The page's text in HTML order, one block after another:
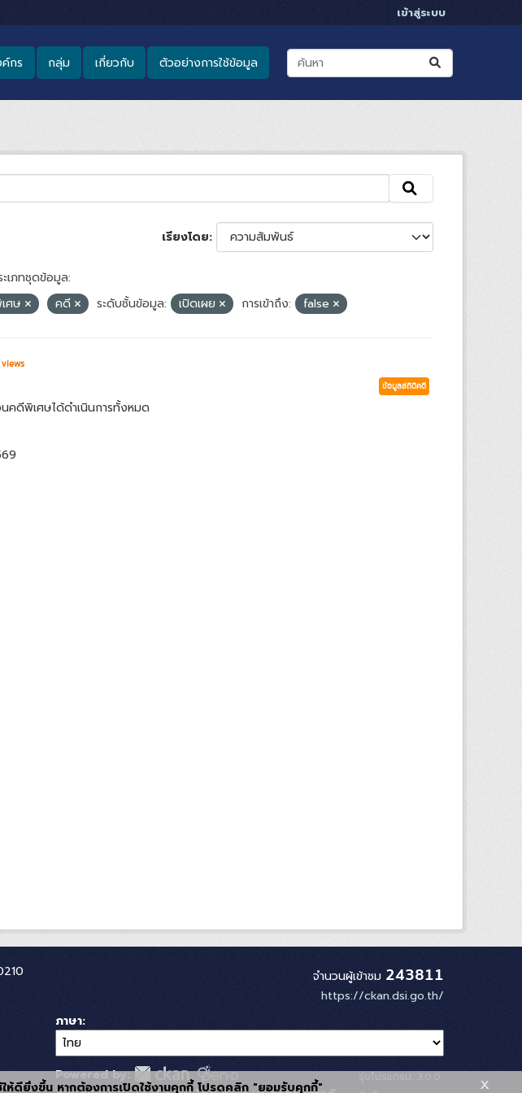
เข้าสู่ระบบ
กร กลุ่ม เกี่ยวกับ ตัวอย่างการใช้ข้อมูล
เรียงโดย
ะเภทชุดข้อมูล:
ศษ คดี ระดับชั้นข้อมูล: เปิดเผย การเข้าถึง: false
ข้อมูลสถิติคดี
คดีพิเศษได้ดำเนินการทั้งหมด
จำนวนผู้เข้าชม 243811
https://ckan.dsi.go.th/
ภาษา
Powered by:
ห้ดียิ่งขึ้น หากต้องการเปิดใช้งานคุกกี้ โปรดคลิก "ยอมรับคุกกี้" x